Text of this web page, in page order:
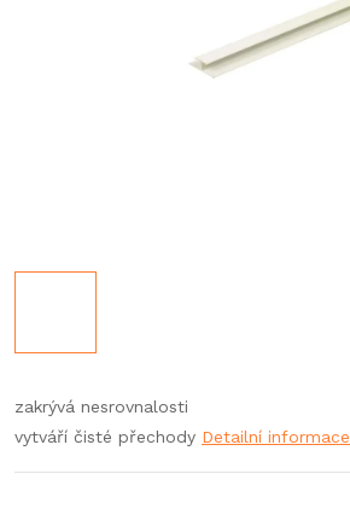
zakrývá nesrovnalosti
vytváří čisté přechody Detailní informace